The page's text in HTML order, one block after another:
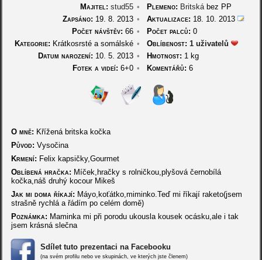
Majitel: stud55 • Plemeno: Britskábez PP
Zapsáno: 19. 8. 2013 • Aktualizace: 18. 10. 2013
Počet návštěv: 66 • Počet palců: 0
Kategorie: Krátkosrsté a somálské • Oblíbenost: 1 uživatelů
Datum narození: 10. 5. 2013 • Hmotnost: 1 kg
Fotek a videí: 6+0 • Komentářů: 6
O mně: Křížená britska kočka
Původ: Vysočina
Krmení: Felix kapsičky,Gourmet
Oblíbená hračka: Míček,hračky s rolničkou,plyšová černobílá
kočka,náš druhý kocour Mikeš
Jak mi doma říkají: Máyo,koťátko,miminko.Teď mi říkají raketo(jsem
strašně rychlá a řádím po celém domě)
Poznámka: Maminka mi při porodu ukousla kousek ocásku,ale i tak
jsem krásná slečna
Sdílet tuto prezentaci na Facebooku
(na svém profilu nebo ve skupinách, ve kterých jste členem)